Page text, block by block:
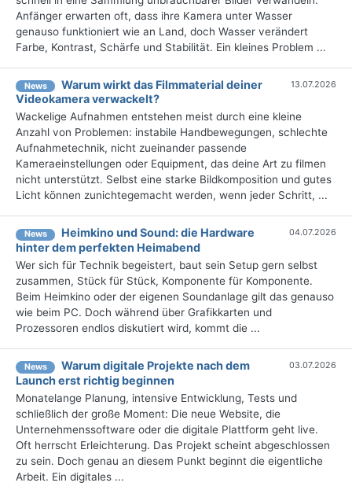
Anfänger erwarten oft, dass ihre Kamera unter Wasser
genauso funktioniert wie an Land, doch Wasser verändert
Farbe, Kontrast, Schärfe und Stabilität. Ein kleines Problem ...
News
Warum wirkt das Filmmaterial deiner
Videokamera verwackelt?
13.07.2026
Wackelige Aufnahmen entstehen meist durch eine kleine
Anzahl von Problemen: instabile Handbewegungen, schlechte
Aufnahmetechnik, nicht zueinander passende
Kameraeinstellungen oder Equipment, das deine Art zu filmen
nicht unterstützt. Selbst eine starke Bildkomposition und gutes
Licht können zunichtegemacht werden, wenn jeder Schritt, ...
News
Heimkino und Sound: die Hardware
hinter dem perfekten Heimabend
04.07.2026
Wer sich für Technik begeistert, baut sein Setup gern selbst
zusammen, Stück für Stück, Komponente für Komponente.
Beim Heimkino oder der eigenen Soundanlage gilt das genauso
wie beim PC. Doch während über Grafikkarten und
Prozessoren endlos diskutiert wird, kommt die ...
News
Warum digitale Projekte nach dem
Launch erst richtig beginnen
03.07.2026
Monatelange Planung, intensive Entwicklung, Tests und
schließlich der große Moment: Die neue Website, die
Unternehmenssoftware oder die digitale Plattform geht live.
Oft herrscht Erleichterung. Das Projekt scheint abgeschlossen
zu sein. Doch genau an diesem Punkt beginnt die eigentliche
Arbeit. Ein digitales ...